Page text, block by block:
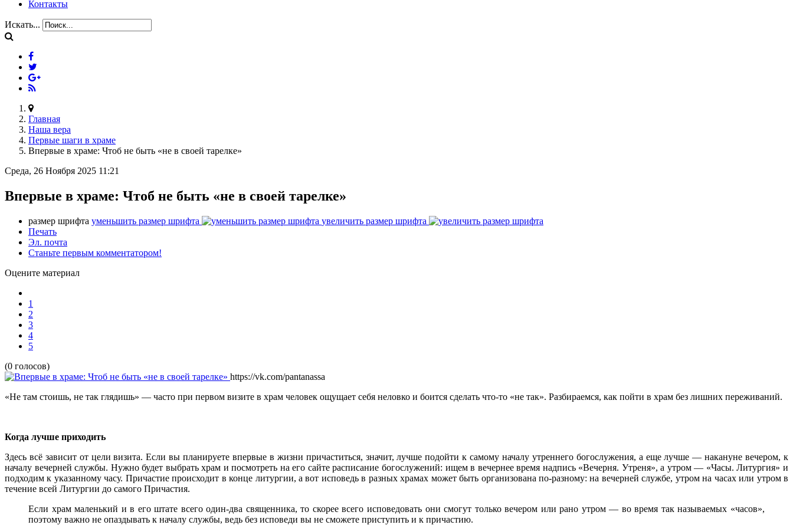
Контакты
Искать...
Главная
Наша вера
Первые шаги в храме
Впервые в храме: Чтоб не быть «не в своей тарелке»
Среда, 26 Ноября 2025 11:21
Впервые в храме: Чтоб не быть «не в своей тарелке»
размер шрифта уменьшить размер шрифта
увеличить размер шрифта
Печать
Эл. почта
Станьте первым комментатором!
Оцените материал
1
2
3
4
5
(0 голосов)
https://vk.com/pantanassa
«Не там стоишь, не так глядишь» — часто при первом визите в храм человек ощущает себя неловко и боится сделать что-то «не так». Разбираемся, как пойти в храм без лишних переживаний.
Когда лучше приходить
Здесь всё зависит от цели визита. Если вы планируете впервые в жизни причаститься, значит, лучше подойти к самому началу утреннего богослужения, а еще лучше — накануне вечером, к
началу вечерней службы. Нужно будет выбрать храм и посмотреть на его сайте расписание богослужений: ищем в вечернее время надпись «Вечерня. Утреня», а утром — «Часы. Литургия» и
подходим к указанному часу. Причастие происходит в конце литургии, а вот исповедь в разных храмах может быть организована по-разному: на вечерней службе, утром на часах или утром в
течение всей Литургии до самого Причастия.
Если храм маленький и в его штате всего один-два священника, то скорее всего исповедовать они смогут только вечером или рано утром — во время так называемых «часов»,
поэтому важно не опаздывать к началу службы, ведь без исповеди вы не сможете приступить и к причастию.